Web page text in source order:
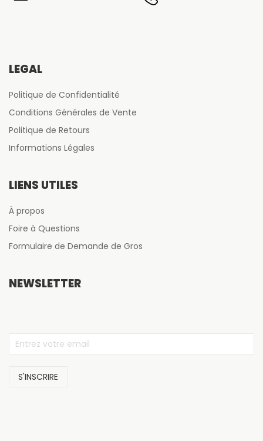
LÉGAL
Politique de Confidentialité
Conditions Générales de Vente
Politique de Retours
Informations Légales
LIENS UTILES
À propos
Foire à Questions
Formulaire de Demande de Gros
NEWSLETTER